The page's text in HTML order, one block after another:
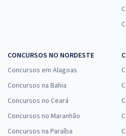
CONCURSOS NO NORDESTE
Concursos em Alagoas
Concursos na Bahia
Concursos no Ceará
Concursos no Maranhão
Concursos na Paraíba